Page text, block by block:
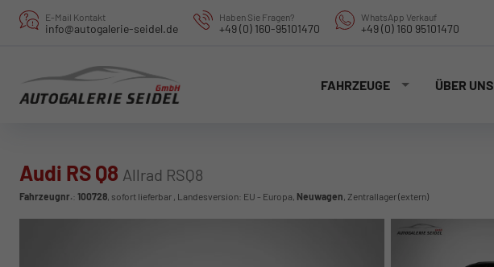
E-Mail Kontakt
info@autogalerie-seidel.de
Haben Sie Fragen?
+49 (0) 160-95101470
WhatsApp Verkauf
+49 (0) 160 95101470
FAHRZEUGE ÜBER UNS
Audi RS Q8 Allrad RSQ8
Fahrzeugnr.: 100728, sofort lieferbar , Landesversion: EU - Europa, Neuwagen, Zentrallager (extern)